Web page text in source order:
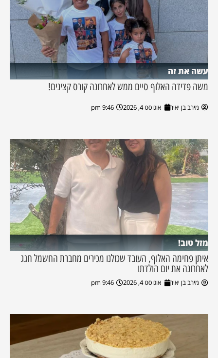
עשה את זה
משה פדידה האלוף סיים ממש לאחרונה קורס קצינים!
מירב בן יאיר אוגוסט 4, 2026 9:46 pm
מזל טוב!
איתן פחימה האלוף, העובד שכולנו מכירים מחברת החשמל חגג
לאחרונה את יום הולדתו
מירב בן יאיר אוגוסט 4, 2026 9:46 pm